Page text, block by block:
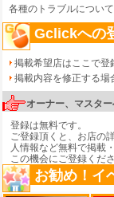
各種のトラブルについ
Gclickへの
掲載希望店はここで登
掲載内容を修正する場
オーナー、マスタ
登録は無料です。
ご登録頂くと、お店の
人情報など無料で掲載
この機会にご登録くださ
お勧め！イ